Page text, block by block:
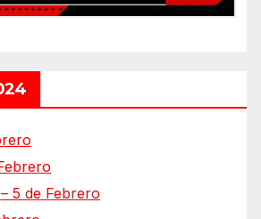
5 de Febrero